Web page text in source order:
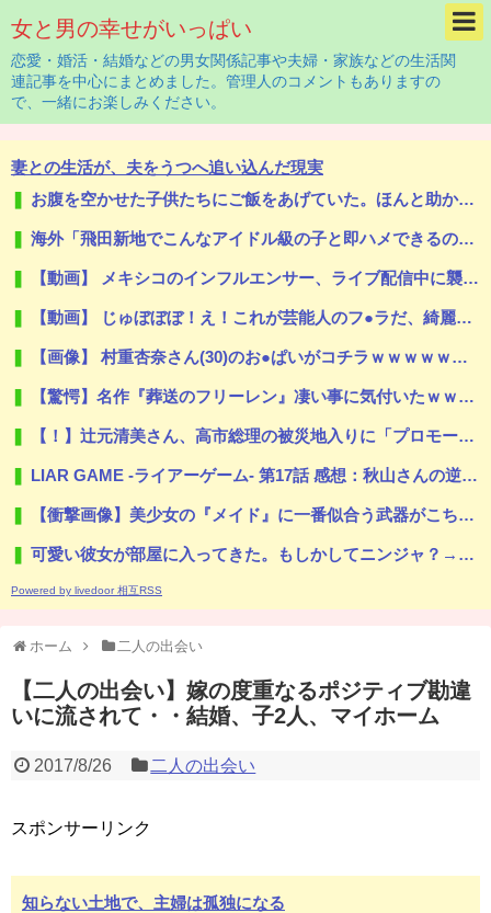
女と男の幸せがいっぱい
恋愛・婚活・結婚などの男女関係記事や夫婦・家族などの生活関
連記事を中心にまとめました。管理人のコメントもありますの
で、一緒にお楽しみください。
妻との生活が、夫をうつへ追い込んだ現実
お腹を空かせた子供たちにご飯をあげていた。ほんと助かるわ、どうもありがとう → 母親はこんな様子です…
海外「飛田新地でこんなアイドル級の子と即ハメできるのかよ」⇒ 晒された無修正動画がコチラ
【動画】 メキシコのインフルエンサー、ライブ配信中に襲撃されて死亡。
【動画】 じゅぼぼぼ！え！これが芸能人のフ●ラだ、綺麗な顔とお口でこんなことしているだ 笑
【画像】 村重杏奈さん(30)のお●ぱいがコチラｗｗｗｗｗｗｗｗｗｗｗｗ
【驚愕】名作『葬送のフリーレン』凄い事に気付いたｗｗｗｗ「ヒンメル」とか「南の勇者」みたいなヒョロガリが最強なの違和感やわ…もしかして…
【！】辻元清美さん、高市総理の被災地入りに「プロモーションのような動画を撮らせて、悲しく情けない！」ｗｗｗｗｗｗｗｗｗｗｗｗｗｗ
LIAR GAME -ライアーゲーム- 第17話 感想：秋山さんの逆転の策がバレちゃった！
【衝撃画像】美少女の『メイド』に一番似合う武器がこちらｗｗｗｗもしかして…美少女のメイドは…
可愛い彼女が部屋に入ってきた。もしかしてニンジャ？→スタイリッシュな動きはこちらです…
Powered by livedoor 相互RSS
ホーム 二人の出会い
【二人の出会い】嫁の度重なるポジティブ勘違
いに流されて・・結婚、子2人、マイホーム
2017/8/26 二人の出会い
スポンサーリンク
知らない土地で、主婦は孤独になる